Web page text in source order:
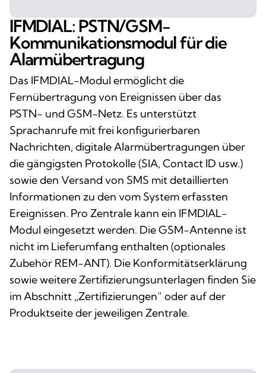
IFMDIAL: PSTN/GSM-
Kommunikationsmodul für die
Alarmübertragung
Das IFMDIAL-Modul ermöglicht die
Fernübertragung von Ereignissen über das
PSTN- und GSM-Netz. Es unterstützt
Sprachanrufe mit frei konfigurierbaren
Nachrichten, digitale Alarmübertragungen über
die gängigsten Protokolle (SIA, Contact ID usw.)
sowie den Versand von SMS mit detaillierten
Informationen zu den vom System erfassten
Ereignissen. Pro Zentrale kann ein IFMDIAL-
Modul eingesetzt werden. Die GSM-Antenne ist
nicht im Lieferumfang enthalten (optionales
Zubehör REM-ANT). Die Konformitätserklärung
sowie weitere Zertifizierungsunterlagen finden Sie
im Abschnitt „Zertifizierungen“ oder auf der
Produktseite der jeweiligen Zentrale.